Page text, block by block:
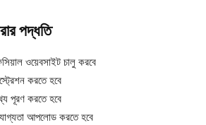
পদ্ধতি
ওয়েবসাইট চালু করবে
করতে হবে
পূরণ করতে হবে
আপলোড করতে হবে